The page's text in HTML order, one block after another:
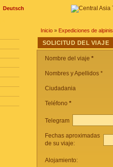
Deutsch
Inicio » Expediciones de
SOLICITUD DEL VIAJE
Nombre del viaje *
Nombres y Apellidos *
Ciudadania
Teléfono *
Telegram
Fechas aproximadas
de su viaje:
Alojamiento: